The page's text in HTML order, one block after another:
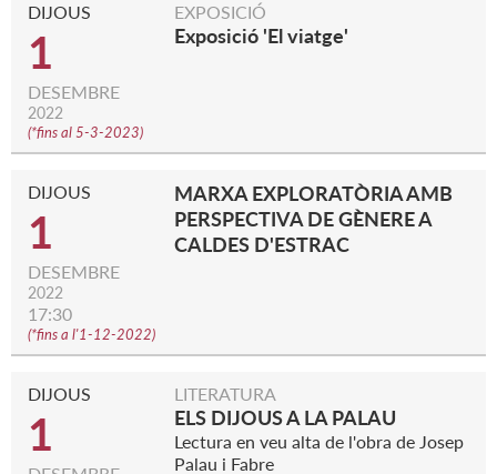
DIJOUS
1
DESEMBRE
2022
(*fins al 5-3-2023)
EXPOSICIÓ
Exposició 'El viatge'
DIJOUS
1
DESEMBRE
2022
17:30
(*fins a l'1-12-2022)
MARXA EXPLORATÒRIA AMB
PERSPECTIVA DE GÈNERE A
CALDES D'ESTRAC
DIJOUS
1
LITERATURA
ELS DIJOUS A LA PALAU
Lectura en veu alta de l'obra de Josep
Palau i Fabre